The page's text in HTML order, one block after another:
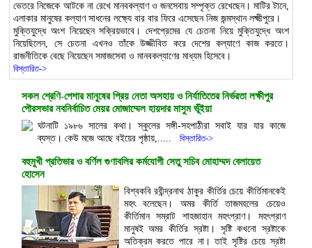
ভেতরে নিজেকে আটকে না রেখে মানবকল্যাণ ও জনসেবায় সম্পৃক্ত রেখেছেন। মাটির টানে,
এলাকার মানুষের কল্যাণ সাধনের লক্ষ্যে বার বার ফিরে এসেছেন নিজ জন্মস্থান লক্ষ্মীপুরে।
মুক্তিযুদ্ধে অংশ নিয়েছেন সক্রিয়ভাবে। দেশপ্রেমের যে চেতনা নিয়ে মুক্তিযুদ্ধে অংশ
নিয়েছিলেন, সে চেতনা এখনও তাঁকে উজ্জীবিত করে দেশের কল্যাণে কাজ করতে।
রাজনীতিকে বেছে নিয়েছেন সমাজসেবা ও মানবকল্যাণের মাধ্যম হিসেবে।
বিস্তারিত->
সকল শ্রেণি-পেশার মানুষের প্রিয় নেতা অসহায় ও নির্যাতিতের নির্ভরতা লক্ষীপুর
পৌরসভার নবনির্বাচিত মেয়র মোজাম্মেল হায়দার মাসুম ভূঁইয়া
ঘটনাটি ১৯৮৬ সালের কথা। স্কুলের সঙ্গী-সহপাঠীরা সবাই যার যার কাজে
ব্যস্ত। কেউ মজে আছে বইয়ের পৃষ্ঠায়,..... বিস্তারিত->
বহুমুখী প্রতিভার ও বর্ণিল গুণাবলির কর্মযোগী সেতু সচিব মোহাম্মদ বেলায়েত
হোসেন
বিশ্বকবি রবীন্দ্রনাথ ঠাকুর কীর্তির চেয়ে কীর্তিমানকেই
মহৎ বলেছেন। অমর কীর্তি তাজমহলের চেয়েও
কীর্তিমান সম্রাট শাহজাহান মহৎপ্রাণ। মহৎপ্রাণ
মানুষই অমর কীর্তির স্রষ্টা। সৃষ্টি কখনো স্রষ্টাকে
অতিক্রম করতে পারে না। তাই সৃষ্টির চেয়ে স্রষ্টা